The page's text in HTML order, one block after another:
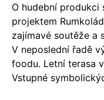
O hudební produkci
projektem
zajímavé soutěže a
V neposlední řadě
foodu. Letní terasa
Vstupné